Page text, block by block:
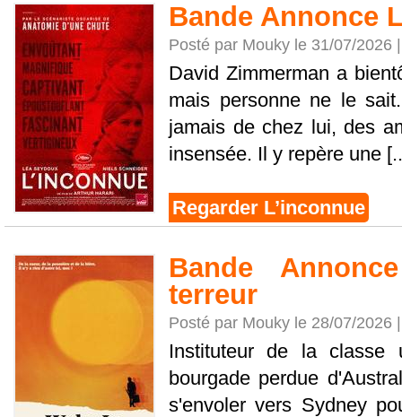
Bande Annonce
Posté par Mouky le 31/07/2026
David Zimmerman a
mais personne ne le
jamais de chez lui, des
insensée. Il y repère une
Regarder L’inconnue
Bande
terreur
Posté par Mouky le 28/07/2026
Instituteur de la classe
bourgade perdue
s'envoler vers Sydney